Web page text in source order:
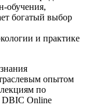
обучения,
богатый выбор
и практике
опытом
по
DBIC Online